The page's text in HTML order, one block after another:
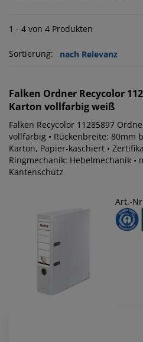
1 - 4 von 4 Produkten
Sortierung:
Falken Ordner Recycolor
Karton vollfarbig weiß
Falken Recycolor 11285897
vollfarbig • Rückenbreite: 80mm
Karton, Papier-kaschiert •
Ringmechanik: Hebelmechanik •
Kantenschutz
Art.-